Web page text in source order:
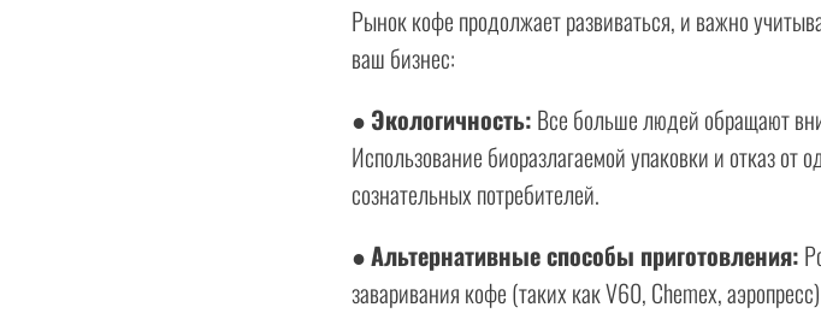
Рынок кофе продолжает развиваться, и важно
ваш бизнес:
● Экологичность: Все больше людей обращают
Использование биоразлагаемой упаковки и отказ от
сознательных потребителей.
●Альтернативные способы приготовления:
заваривания кофе (таких как V60, Chemex,